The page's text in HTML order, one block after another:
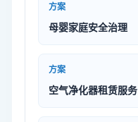
方案
母婴家庭安全治理
方案
空气净化器租赁服务